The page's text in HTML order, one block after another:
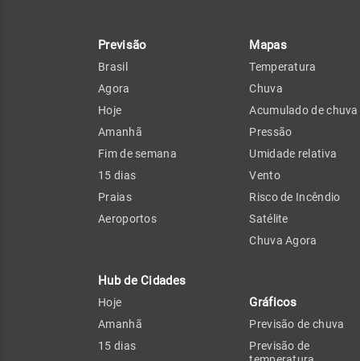
Previsão
Brasil
Agora
Hoje
Amanhã
Fim de semana
15 dias
Praias
Aeroportos
Hub de Cidades
Hoje
Amanhã
15 dias
Mapas
Temperatura
Chuva
Acumulado de chuva
Pressão
Umidade relativa
Vento
Risco de Incêndio
Satélite
Chuva Agora
Gráficos
Previsão de chuva
Previsão de